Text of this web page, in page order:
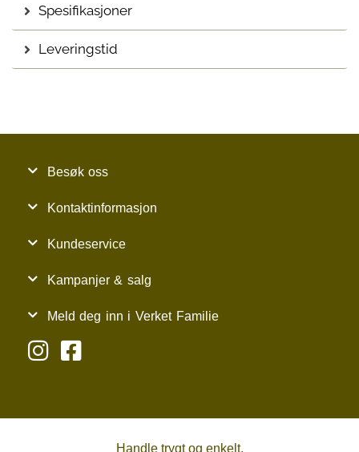
Spesifikasjoner
Leveringstid
Besøk oss
Kontaktinformasjon
Kundeservice
Kampanjer & salg
Meld deg inn i Verket Familie
Handle trygt og enkelt.